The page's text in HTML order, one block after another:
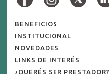
BENEFICIOS
INSTITUCIONAL
NOVEDADES
LINKS DE INTERÉS
¿QUERÉS SER PRESTADOR?